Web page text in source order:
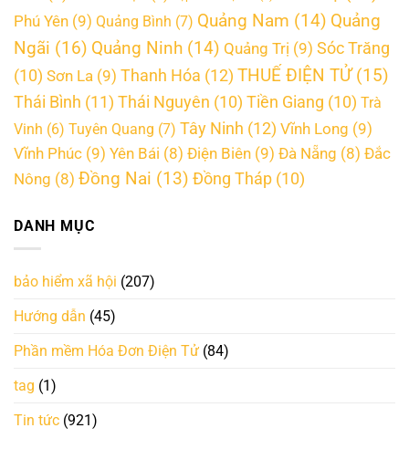
Phú Yên (9) Quảng Bình (7) Quảng Nam (14) Quảng
Ngãi (16) Quảng Ninh (14) Quảng Trị (9) Sóc Trăng
(10) Sơn La (9) Thanh Hóa (12) THUẾ ĐIỆN TỬ(15)
Thái Bình (11) Thái Nguyên (10) Tiền Giang (10) Trà
Vinh (6) Tuyên Quang (7) Tây Ninh (12) Vĩnh Long (9)
Vĩnh Phúc (9) Yên Bái (8) Điện Biên (9) Đà Nẵng (8) Đắc
Nông (8) Đồng Nai (13) Đồng Tháp (10)
DANH MỤC
bảo hiểm xã hội (207)
Hướng dẫn (45)
Phần mềm Hóa Đơn Điện Tử (84)
tag (1)
Tin tức (921)